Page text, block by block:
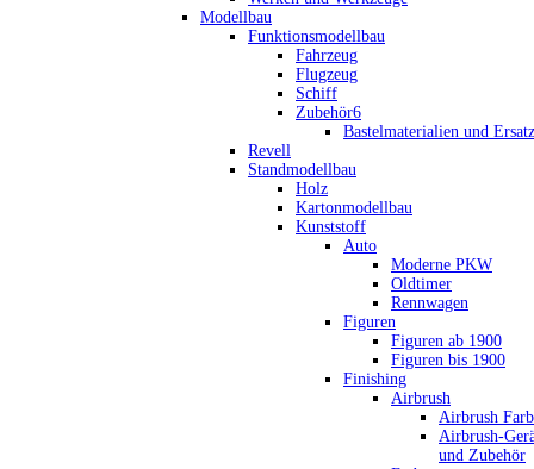
Modellbau
Funktionsmodellbau
Fahrzeug
Flugzeug
Schiff
Zubehör6
Bastelmaterialien und
Revell
Standmodellbau
Holz
Kartonmodellbau
Kunststoff
Auto
Moderne PKW
Oldtimer
Rennwagen
Figuren
Figuren ab 1900
Figuren bis 1900
Finishing
Airbrush
Airbrush
Airbrush-
und Zubehör